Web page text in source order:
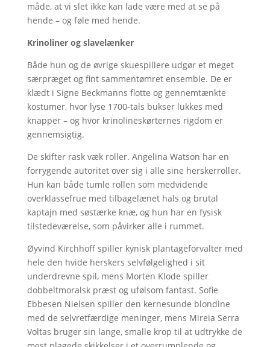
måde, at vi slet ikke kan lade være med at se på
hende – og føle med hende.
Krinoliner og slavelænker
Både hun og de øvrige skuespillere udgør et meget
særpræget og fint sammentømret ensemble. De er
klædt i Signe Beckmanns flotte og gennemtænkte
kostumer, hvor lyse 1700-tals bukser lukkes med
knapper – og hvor krinolineskørternes rigdom er
gennemsigtig.
De skifter rask væk roller. Angelina Watson har en
forrygende autoritet over sig i alle sine herskerroller.
Hun kan både tumle rollen som medvidende
overklassefrue med tilbagelænet hals og brutal
kaptajn med søstærke knæ, og hun har en fysisk
tilstedeværelse, som påvirker alle i rummet.
Øyvind Kirchhoff spiller kynisk plantageforvalter med
hele den hvide herskers selvfølgelighed i sit
underdrevne spil, mens Morten Klode spiller
dobbeltmoralsk præst og ufølsom fantast. Sofie
Ebbesen Nielsen spiller den kernesunde blondine
med de selvretfærdige meninger, mens Mireia Serra
Voltas bruger sin lange, smalle krop til at udtrykke de